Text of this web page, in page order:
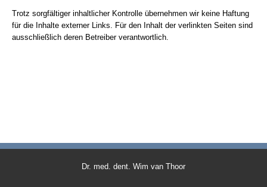
Trotz sorgfältiger inhaltlicher Kontrolle übernehmen wir keine Haftung
für die Inhalte externer Links. Für den Inhalt der verlinkten Seiten sind
ausschließlich deren Betreiber verantwortlich.
Dr. med. dent. Wim van Thoor